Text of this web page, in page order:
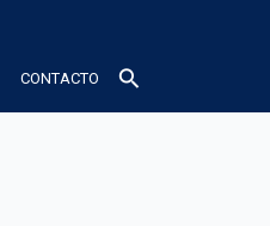
CONTACTO search